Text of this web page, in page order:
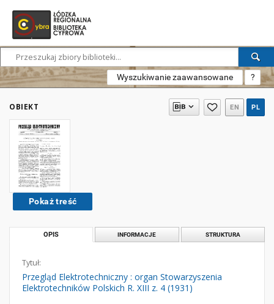
Wyszukiwanie zaawansowane ?
OBIEKT EN PL
Pokaż treść
OPIS INFORMACJE STRUKTURA
Tytuł:
Przegląd Elektrotechniczny : organ Stowarzyszenia
Elektrotechników Polskich R. XIII z. 4 (1931)